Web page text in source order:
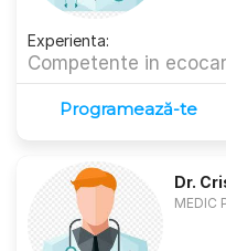
Experienta:
Competente in
Programează-te
Dr.
MEDIC